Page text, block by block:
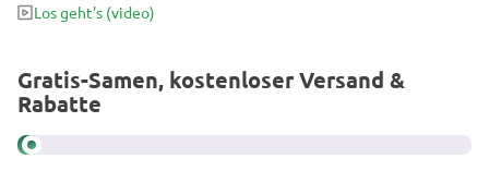
Arbeit oder die Wochenenden.
Los geht's (video)
Gratis-Samen, kostenloser Versand &
Rabatte